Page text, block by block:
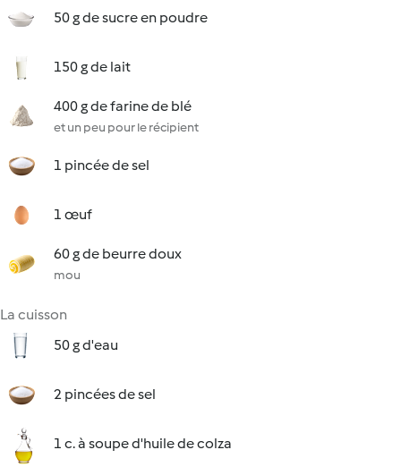
50 g de sucre en poudre
150 g de lait
400 g de farine de blé
et un peu pour le récipient
1 pincée de sel
1 œuf
60 g de beurre doux
mou
La cuisson
50 g d'eau
2 pincées de sel
1 c. à soupe d'huile de colza